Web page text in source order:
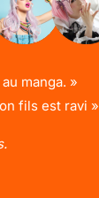
manga. »
fils est ravi »